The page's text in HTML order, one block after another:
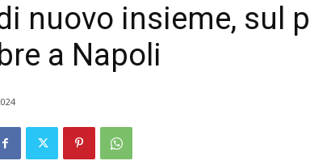
nuovo insieme, sul
a Napoli